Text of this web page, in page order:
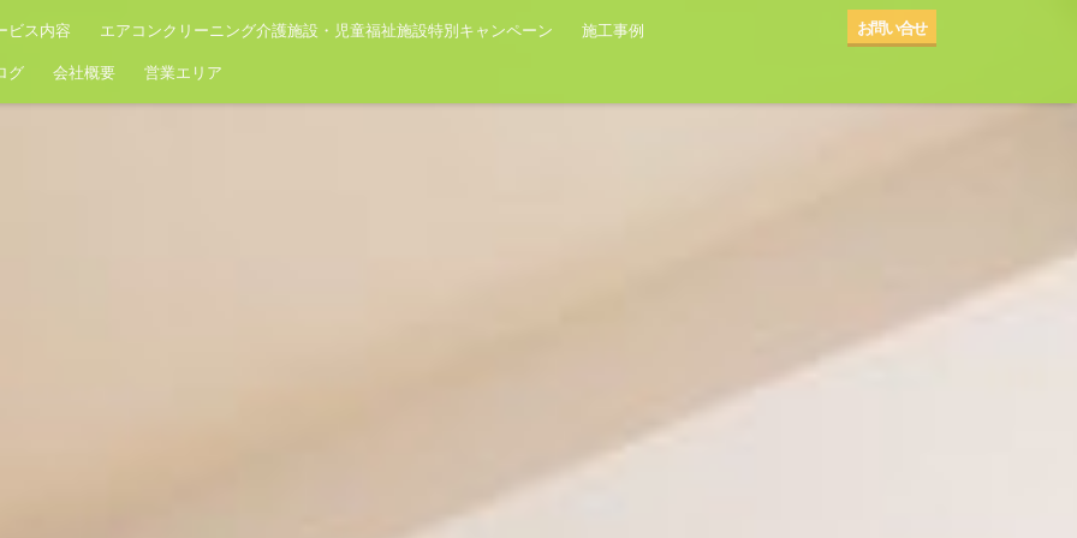
ビス内容 エアコンクリーニング介護施設・児童福祉施設特別キャンペーン 施工事例
グ 会社概要 営業エリア
お問い合せ